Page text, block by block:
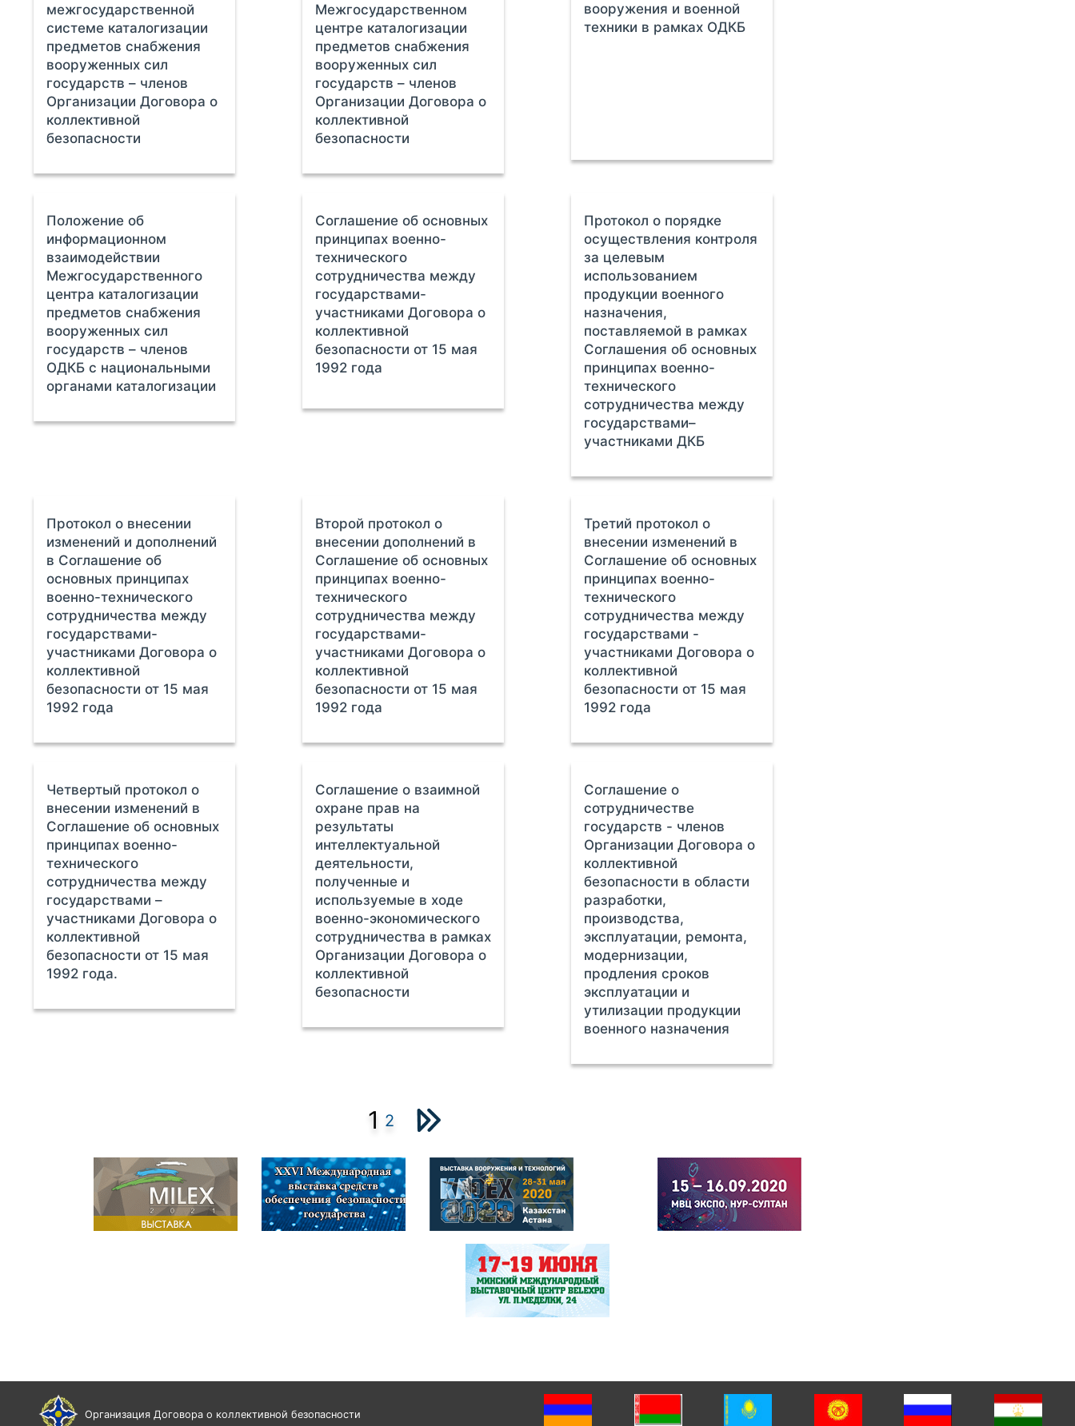
межгосударственной
системе каталогизации
предметов снабжения
вооруженных сил
государств – членов
Организации Договора о
коллективной
безопасности
Межгосударственном
центре каталогизации
предметов снабжения
вооруженных сил
государств – членов
Организации Договора о
коллективной
безопасности
вооружения и военной
техники в рамках ОДКБ
Положение об
информационном
взаимодействии
Межгосударственного
центра каталогизации
предметов снабжения
вооруженных сил
государств – членов
ОДКБ с национальными
органами каталогизации
Соглашение об основных
принципах военно-
технического
сотрудничества между
государствами-
участниками Договора о
коллективной
безопасности от 15 мая
1992 года
Протокол о порядке
осуществления контроля
за целевым
использованием
продукции военного
назначения,
поставляемой в рамках
Соглашения об основных
принципах военно-
технического
сотрудничества между
государствами–
участниками ДКБ
Протокол о внесении
изменений и дополнений
в Соглашение об
основных принципах
военно-технического
сотрудничества между
государствами-
участниками Договора о
коллективной
безопасности от 15 мая
1992 года
Второй протокол о
внесении дополнений в
Соглашение об основных
принципах военно-
технического
сотрудничества между
государствами-
участниками Договора о
коллективной
безопасности от 15 мая
1992 года
Третий протокол о
внесении изменений в
Соглашение об основных
принципах военно-
технического
сотрудничества между
государствами -
участниками Договора о
коллективной
безопасности от 15 мая
1992 года
Четвертый протокол о
внесении изменений в
Соглашение об основных
принципах военно-
технического
сотрудничества между
государствами –
участниками Договора о
коллективной
безопасности от 15 мая
1992 года.
Соглашение о взаимной
охране прав на
результаты
интеллектуальной
деятельности,
полученные и
используемые в ходе
военно-экономического
сотрудничества в рамках
Организации Договора о
коллективной
безопасности
Соглашение о
сотрудничестве
государств - членов
Организации Договора о
коллективной
безопасности в области
разработки,
производства,
эксплуатации, ремонта,
модернизации,
продления сроков
эксплуатации и
утилизации продукции
военного назначения
1 2
Организация Договора о коллективной безопасности